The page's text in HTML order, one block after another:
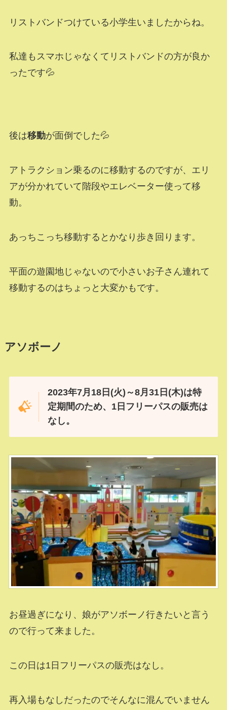
リストバンドつけている小学生いましたからね。
私達もスマホじゃなくてリストバンドの方が良か
ったです💦
後は移動が面倒でした💦
アトラクション乗るのに移動するのですが、エリ
アが分かれていて階段やエレベーター使って移
動。
あっちこっち移動するとかなり歩き回ります。
平面の遊園地じゃないので小さいお子さん連れて
移動するのはちょっと大変かもです。
アソボーノ
2023年7月18日(火)～8月31日(木)は特
定期間のため、1日フリーパスの販売は
なし。
お昼過ぎになり、娘がアソボーノ行きたいと言う
ので行って来ました。
この日は1日フリーパスの販売はなし。
再入場もなしだったのでそんなに混んでいません